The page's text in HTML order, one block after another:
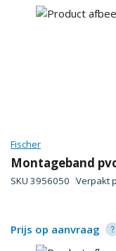
Fischer
Montageband
SKU 3956050 Verpakt
Prijs op aanvraag